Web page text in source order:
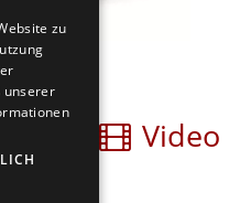
Video
zu
unserer